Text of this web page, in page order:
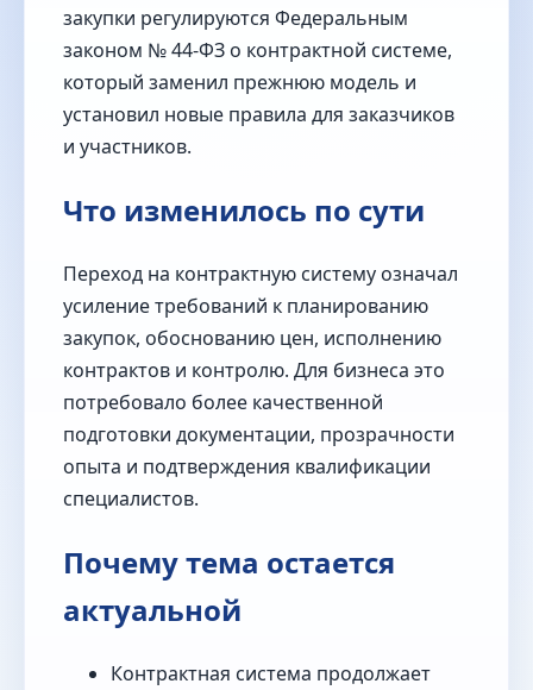
закупки регулируются Федеральным
законом № 44‑ФЗ о контрактной системе,
который заменил прежнюю модель и
установил новые правила для заказчиков
и участников.
Что изменилось по сути
Переход на контрактную систему означал
усиление требований к планированию
закупок, обоснованию цен, исполнению
контрактов и контролю. Для бизнеса это
потребовало более качественной
подготовки документации, прозрачности
опыта и подтверждения квалификации
специалистов.
Почему тема остается
актуальной
Контрактная система продолжает